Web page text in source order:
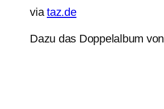
viataz.de
Dazu das Doppelalbum von